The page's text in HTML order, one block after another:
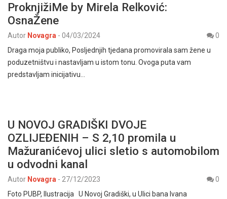
ProknjižiMe by Mirela Relković:
OsnaŽene
Autor Novagra - 04/03/2024
0
Draga moja publiko, Posljednjih tjedana promovirala sam žene u
poduzetništvu i nastavljam u istom tonu. Ovoga puta vam
predstavljam inicijativu…
U NOVOJ GRADIŠKI DVOJE
OZLIJEĐENIH – S 2,10 promila u
Mažuranićevoj ulici sletio s automobilom
u odvodni kanal
Autor Novagra - 27/12/2023
0
Foto PUBP, Ilustracija U Novoj Gradiški, u Ulici bana Ivana